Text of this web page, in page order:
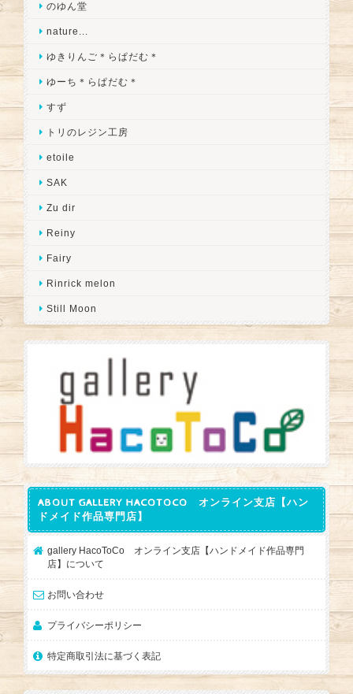
のゆん堂
nature...
ゆきりんご＊らぱだむ＊
ゆーち＊らぱだむ＊
すず
トリのレジン工房
etoile
SAK
Zu dir
Reiny
Fairy
Rinrick melon
Still Moon
ABOUT GALLERY HACOTOCO オンライン支店【ハン
ドメイド作品専門店】
gallery HacoToCo オンライン支店【ハンドメイド作品専門
店】について
お問い合わせ
プライバシーポリシー
特定商取引法に基づく表記